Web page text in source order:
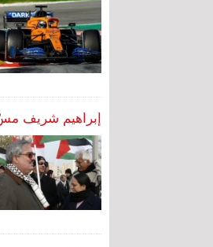
إبراهيم شريف